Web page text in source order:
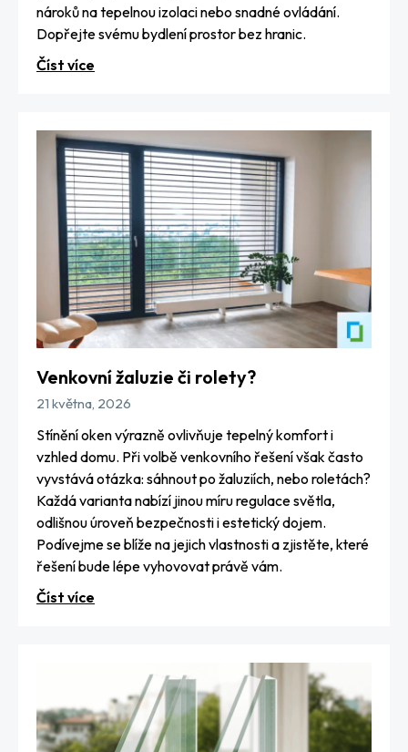
nároků na tepelnou izolaci nebo snadné ovládání.
Dopřejte svému bydlení prostor bez hranic.
Číst více
Venkovní žaluzie či rolety?
21 května, 2026
Stínění oken výrazně ovlivňuje tepelný komfort i
vzhled domu. Při volbě venkovního řešení však často
vyvstává otázka: sáhnout po žaluziích, nebo roletách?
Každá varianta nabízí jinou míru regulace světla,
odlišnou úroveň bezpečnosti i estetický dojem.
Podívejme se blíže na jejich vlastnosti a zjistěte, které
řešení bude lépe vyhovovat právě vám.
Číst více